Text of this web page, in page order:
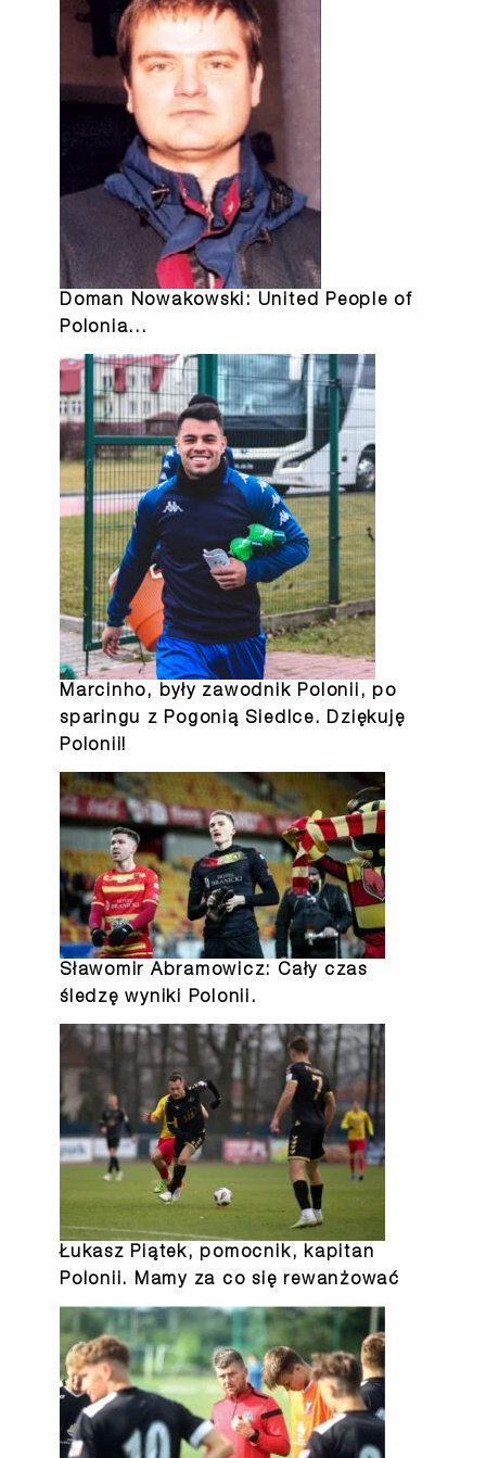
Doman Nowakowski: United People of
Polonia…
Marcinho, były zawodnik Polonii, po
sparingu z Pogonią Siedlce.Dziękuję
Polonii!
Sławomir Abramowicz: Cały czas
śledzę wyniki Polonii.
Łukasz Piątek, pomocnik, kapitan
Polonii. Mamy za co się rewanżować